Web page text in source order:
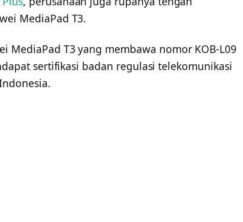
MediaPad T3.
MediaPad T3 yang membawa nomor KOB-L09
sertifikasi badan regulasi telekomunikasi